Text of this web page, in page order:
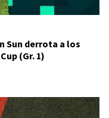
Sun derrota a los
(Gr. 1)